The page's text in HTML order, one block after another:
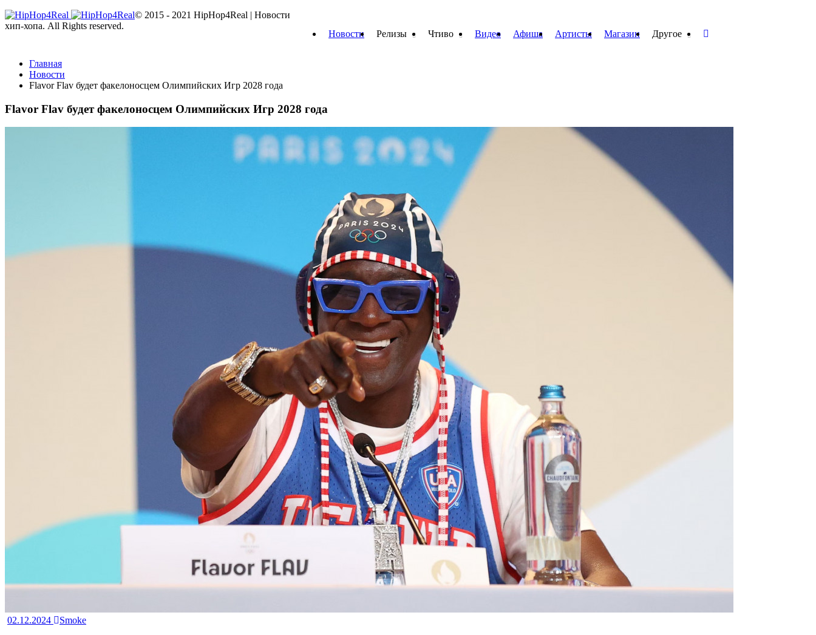
Новости Релизы Чтиво Видео Афиша Артисты Магазин Другое
Главная
Новости
Flavor Flav будет факелоносцем Олимпийских Игр 2028 года
Flavor Flav будет факелоносцем Олимпийских Игр 2028 года
02.12.2024
Smoke
© 2015 - 2021 HipHop4Real | Новости
хип-хопа. All Rights reserved.